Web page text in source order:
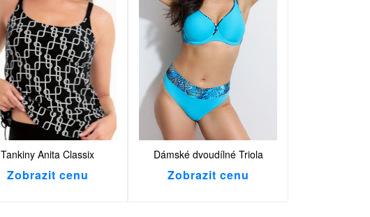
Tankiny Anita Classix
Zobrazit cenu
Dámské dvoudílné Triola
Zobrazit cenu